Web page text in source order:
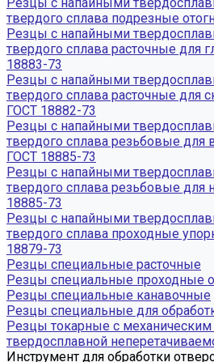
твердого сплава подрезные
Резцы с напайными
твердого сплава расточные для
18883-73
Резцы с напайными
твердого сплава расточные для
ГОСТ 18882-73
Резцы с напайными
твердого сплава резьбовые для
ГОСТ 18885-73
Резцы с напайными
твердого сплава резьбовые
18885-73
Резцы с напайными
твердого сплава проходные
18879-73
Резцы специальные расточные
Резцы специальные проходные
Резцы специальные канавочные
Резцы специальные для
Резцы токарные с
твердосплавной
Инструмент для обработки